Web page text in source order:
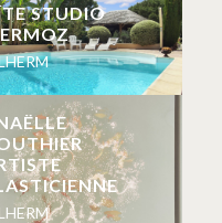
STUDIO
LHERM